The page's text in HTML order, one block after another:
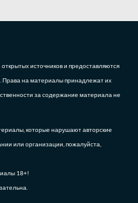
источников и предоставляются
Права на материалы принадлежат их
за содержание материала не
которые нарушают авторские
или организации, пожалуйста,
18+!